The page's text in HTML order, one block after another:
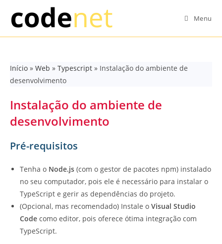
content
Menu
Início » Web » Typescript » Instalação do ambiente de
desenvolvimento
Instalação do ambiente de
desenvolvimento
Pré-requisitos
Tenha o Node.js (com o gestor de pacotes npm) instalado
no seu computador, pois ele é necessário para instalar o
TypeScript e gerir as dependências do projeto.
(Opcional, mas recomendado) Instale o Visual Studio
Code como editor, pois oferece ótima integração com
TypeScript.